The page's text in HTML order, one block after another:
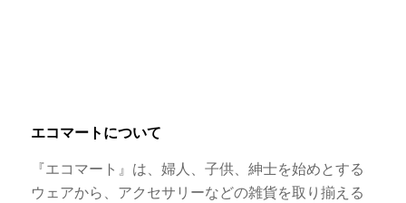
エコマートについて
『エコマート』は、婦人、子供、紳士を始めとする
ウェアから、アクセサリーなどの雑貨を取り揃える